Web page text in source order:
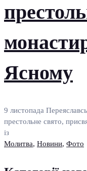
Ясному
9 листопада
престольне свято,
із
Молитва, Новини, Фото